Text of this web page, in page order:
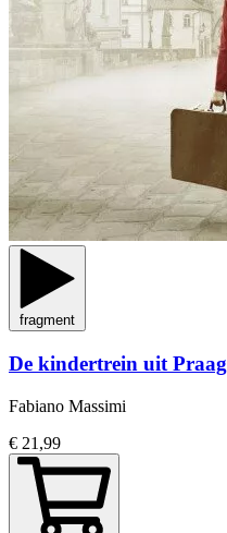
fragment
De kindertrein uit Praag
Fabiano Massimi
€ 21,99